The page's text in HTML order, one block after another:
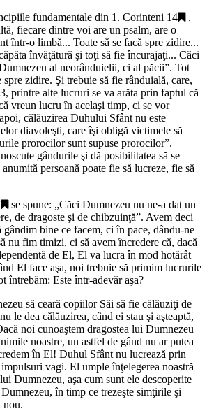
fundamentale din 1. Corinteni 14
.
fiecare dintre voi are un psalm, are o
într-o limbă... Toate să se facă spre zidire...
învăţătură şi toţi să fie încurajaţi... Căci
al neorânduielii, ci al păcii”. Tot
spre zidire. Şi trebuie să fie rânduială, care,
printre alte lucruri se va arăta prin faptul că
vreun lucru în acelaşi timp, ci se vor
călăuzirea Duhului Sfânt nu este
diavoleşti, care îşi obligă victimele să
prorocilor sunt supuse prorocilor”.
gândurile şi dă posibilitatea să se
persoană poate fie să lucreze, fie să
se spune: „Căci Dumnezeu nu ne-a dat un
de dragoste şi de chibzuinţă”. Avem deci
gândim bine ce facem, ci în pace, dându-ne
nu fim timizi, ci să avem încredere că, dacă
de El, El va lucra în mod hotărât
El face aşa, noi trebuie să primim lucrurile
întrebăm: Este într-adevăr aşa?
să ceară copiilor Săi să fie călăuziţi de
le dea călăuzirea, când ei stau şi aşteaptă,
noi cunoaştem dragostea lui Dumnezeu
noastre, un astfel de gând nu ar putea
în El! Duhul Sfânt nu lucrează prin
vagi. El umple înţelegerea noastră
Dumnezeu, aşa cum sunt ele descoperite
în timp ce trezeşte simţirile şi
nou.